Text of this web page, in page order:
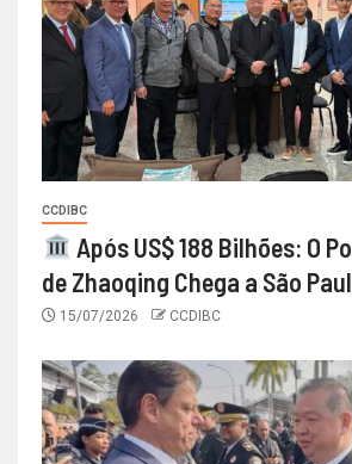
CCDIBC
Após US$ 188 Bilhões: O
de Zhaoqing Chega a São
15/07/2026 CCDIBC